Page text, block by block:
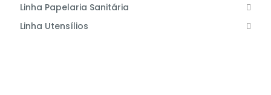
Linha Papelaria Sanitária
Linha Utensílios